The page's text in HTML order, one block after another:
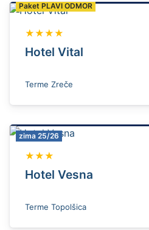
Paket PLAVI ODMOR
★★★★
Hotel Vital
Terme Zreče
zima 25/26
★★★
Hotel Vesna
Terme Topolšica